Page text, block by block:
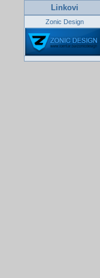
Linkovi
Zonic Design